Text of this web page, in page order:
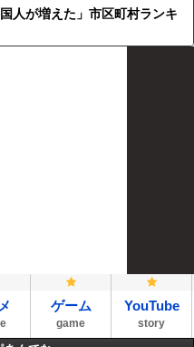
人が増えた」市区町村ランキ
ゲーム
game
YouTube
story